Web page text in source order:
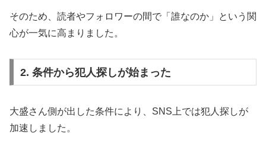
そのため、読者やフォロワーの間で「誰なのか」という関
心が一気に高まりました。
2. 条件から犯人探しが始まった
大盛さん側が出した条件により、SNS上では犯人探しが
加速しました。